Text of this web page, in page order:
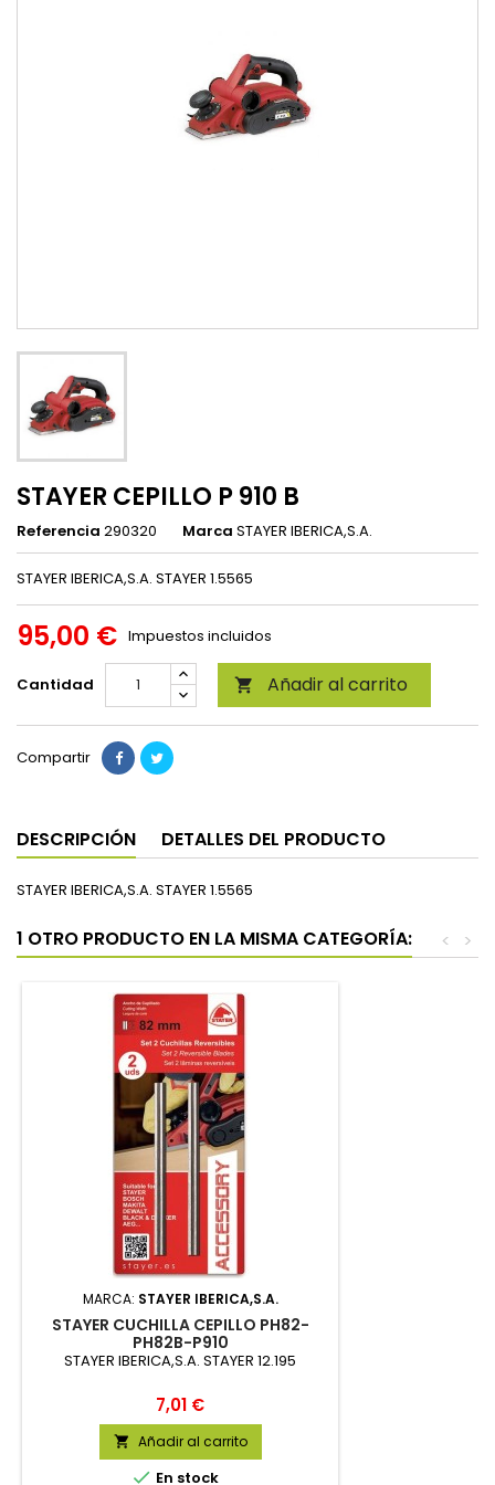
STAYER CEPILLO P 910 B
Referencia 290320 Marca STAYER IBERICA,S.A.
STAYER IBERICA,S.A. STAYER 1.5565
95,00 € Impuestos incluidos
Cantidad  Añadir al carrito
Compartir
DESCRIPCIÓN DETALLES DEL PRODUCTO
STAYER IBERICA,S.A. STAYER 1.5565
1 OTRO PRODUCTO EN LA MISMA CATEGORÍA: >
<
MARCA: STAYER IBERICA,S.A.
STAYER CUCHILLA CEPILLO PH82-
PH82B-P910
STAYER IBERICA,S.A. STAYER 12.195
Precio
7,01 €
 Añadir al carrito
 En stock